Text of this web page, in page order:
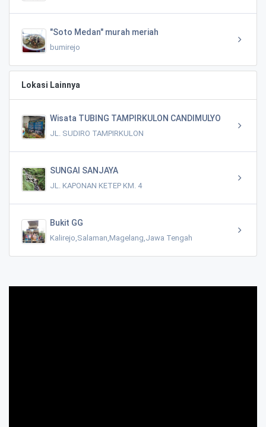
"Soto Medan" murah meriah
bumirejo
Lokasi Lainnya
Wisata TUBING TAMPIRKULON CANDIMULYO
JL. SUDIRO TAMPIRKULON
SUNGAI SANJAYA
JL. KAPONAN KETEP KM. 4
Bukit GG
Kalirejo,Salaman,Magelang,Jawa Tengah